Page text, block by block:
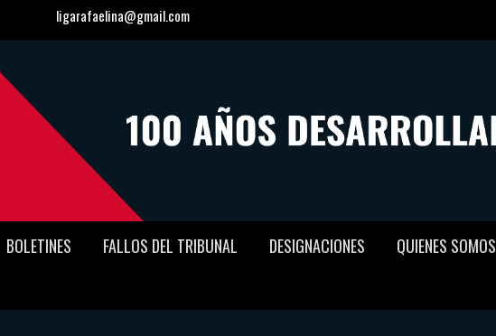
ligarafaelina@gmail.com
BOLETINES FALLOS DEL TRIBUNAL DESIGNACIONES QUIENES SOMOS